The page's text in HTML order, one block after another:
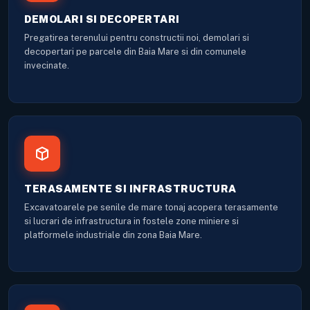
DEMOLARI SI DECOPERTARI
Pregatirea terenului pentru constructii noi, demolari si
decopertari pe parcele din Baia Mare si din comunele
invecinate.
TERASAMENTE SI INFRASTRUCTURA
Excavatoarele pe senile de mare tonaj acopera terasamente
si lucrari de infrastructura in fostele zone miniere si
platformele industriale din zona Baia Mare.